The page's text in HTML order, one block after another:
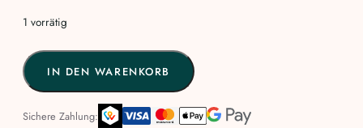
1 vorrätig
Heart
-
Brasil
Menge
IN DEN WARENKORB
Sichere Zahlung: